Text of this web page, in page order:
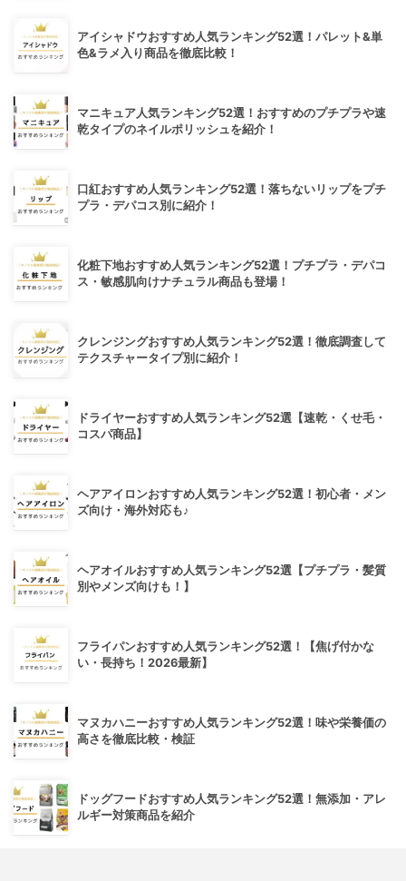
アイシャドウおすすめ人気ランキング52選！パレット&単
色&ラメ入り商品を徹底比較！
マニキュア人気ランキング52選！おすすめのプチプラや速
乾タイプのネイルポリッシュを紹介！
口紅おすすめ人気ランキング52選！落ちないリップをプチ
プラ・デパコス別に紹介！
化粧下地おすすめ人気ランキング52選！プチプラ・デパコ
ス・敏感肌向けナチュラル商品も登場！
クレンジングおすすめ人気ランキング52選！徹底調査して
テクスチャータイプ別に紹介！
ドライヤーおすすめ人気ランキング52選【速乾・くせ毛・
コスパ商品】
ヘアアイロンおすすめ人気ランキング52選！初心者・メン
ズ向け・海外対応も♪
ヘアオイルおすすめ人気ランキング52選【プチプラ・髪質
別やメンズ向けも！】
フライパンおすすめ人気ランキング52選！【焦げ付かな
い・長持ち！2026最新】
マヌカハニーおすすめ人気ランキング52選！味や栄養価の
高さを徹底比較・検証
ドッグフードおすすめ人気ランキング52選！無添加・アレ
ルギー対策商品を紹介